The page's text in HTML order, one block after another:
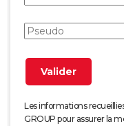
Les informations
GROUP pour assurer la